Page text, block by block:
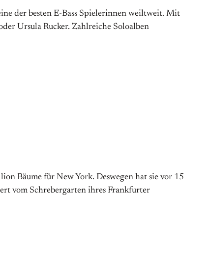
der besten E-Bass Spielerinnen weiltweit. Mit
Ursula Rucker. Zahlreiche Soloalben
Bäume für New York. Deswegen hat sie vor 15
vom Schrebergarten ihres Frankfurter